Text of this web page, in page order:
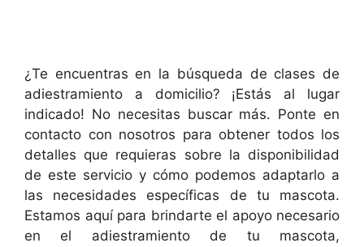
¿Te encuentras en la búsqueda de clases de
adiestramiento a domicilio? ¡Estás al lugar
indicado! No necesitas buscar más. Ponte en
contacto con nosotros para obtener todos los
detalles que requieras sobre la disponibilidad
de este servicio y cómo podemos adaptarlo a
las necesidades específicas de tu mascota.
Estamos aquí para brindarte el apoyo necesario
en el adiestramiento de tu mascota,